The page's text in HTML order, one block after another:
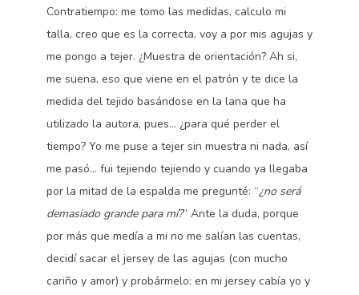
Contratiempo: me tomo las medidas, calculo mi
talla, creo que es la correcta, voy a por mis agujas y
me pongo a tejer. ¿Muestra de orientación? Ah si,
me suena, eso que viene en el patrón y te dice la
medida del tejido basándose en la lana que ha
utilizado la autora, pues… ¿para qué perder el
tiempo? Yo me puse a tejer sin muestra ni nada, así
me pasó… fui tejiendo tejiendo y cuando ya llegaba
por la mitad de la espalda me pregunté: “¿no será
demasiado grande para mí?” Ante la duda, porque
por más que medía a mi no me salían las cuentas,
decidí sacar el jersey de las agujas (con mucho
cariño y amor) y probármelo: en mi jersey cabía yo y